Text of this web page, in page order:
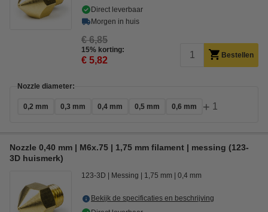
Direct leverbaar
Morgen in huis
€ 6,85
15% korting:
€ 5,82 Bestellen
Nozzle diameter:
0,2 mm 0,3 mm 0,4 mm 0,5 mm 0,6 mm + 1
Nozzle 0,40 mm | M6x.75 | 1,75 mm filament | messing (123-
3D huismerk)
123-3D Messing 1,75 mm 0,4 mm
Bekijk de specificaties en beschrijving